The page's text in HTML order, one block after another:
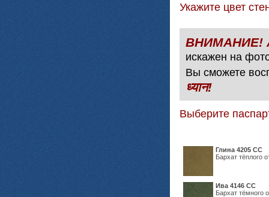
Укажите цвет
искажен на
Вы сможете
ध्यान!
Выберите
Глина 4205 СС
Бархат тёплого
Ива 4146 СС
Бархат тёмного